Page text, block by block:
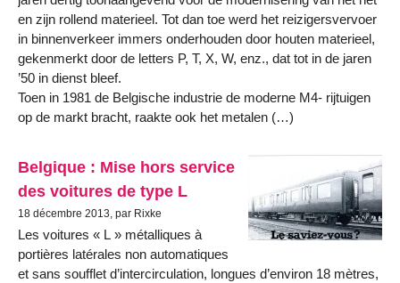
en zijn rollend materieel. Tot dan toe werd het reizigersvervoer
in binnenverkeer immers onderhouden door houten materieel,
gekenmerkt door de letters P, T, X, W, enz., dat tot in de jaren
’50 in dienst bleef.
Toen in 1981 de Belgische industrie de moderne M4- rijtuigen
op de markt bracht, raakte ook het metalen (…)
Belgique : Mise hors service
des voitures de type L
18 décembre 2013, par Rixke
Les voitures « L » métalliques à
portières latérales non automatiques
et sans soufflet d’intercirculation, longues d’environ 18 mètres,